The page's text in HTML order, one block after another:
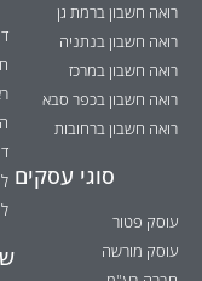
רואה חשבון ברמת גן
רואה חשבון בנתניה
רואה חשבון במרכז
רואה חשבון בכפר סבא
רואה חשבון ברחובות
סוגי עסקים
עוסק פטור
עוסק מורשה